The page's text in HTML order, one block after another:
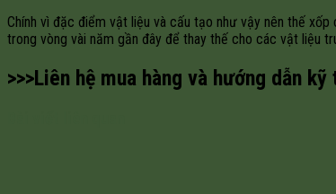
Chính vì đặc điểm vật liệu và cấu tạo như vậy nên thế
trong vòng vài năm gần đây để thay thế cho các vật liệu
>>>Liên hệ mua hàng và hướng dẫn kỹ